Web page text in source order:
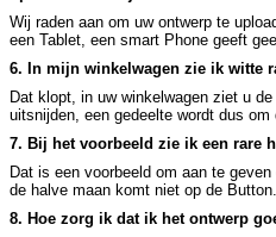
Wij raden aan om uw ontwerp te
een Tablet, een smart Phone geeft
6. In mijn winkelwagen zie ik witte
Dat klopt, in uw winkelwagen ziet u
uitsnijden, een gedeelte wordt dus
7. Bij het voorbeeld zie ik een rare
Dat is een voorbeeld om aan te
de halve maan komt niet op de Button.
8. Hoe zorg ik dat ik het ontwerp